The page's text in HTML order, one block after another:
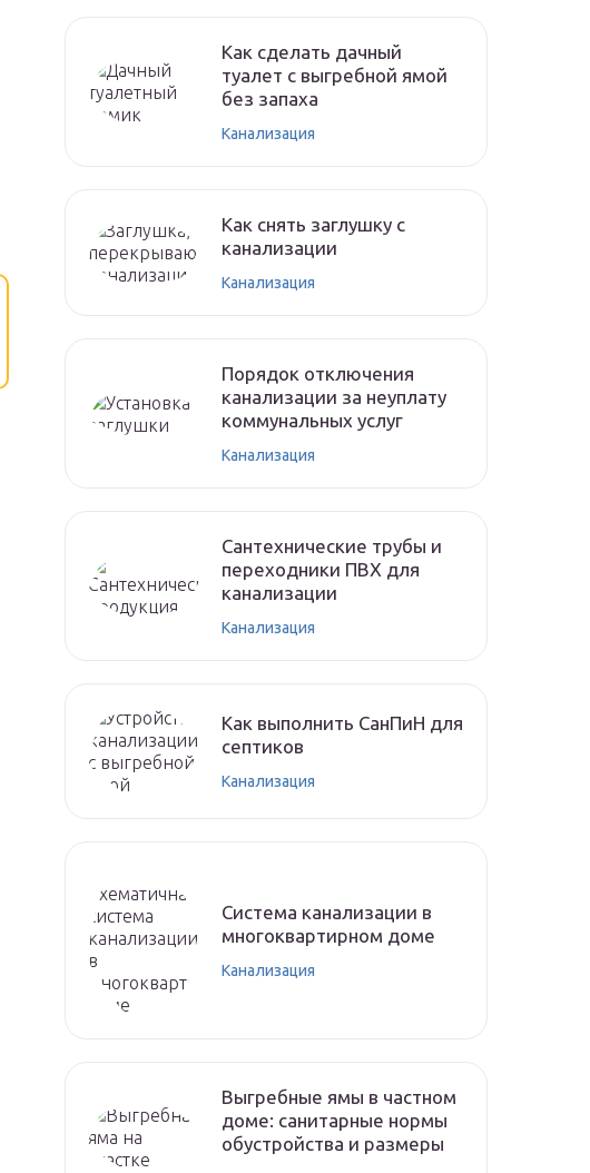
Как сделать дачный
туалет с выгребной ямой
без запаха
Канализация
Как снять заглушку с
канализации
Канализация
Порядок отключения
канализации за неуплату
коммунальных услуг
Канализация
Сантехнические трубы и
переходники ПВХ для
канализации
Канализация
Как выполнить СанПиН для
септиков
Канализация
Система канализации в
многоквартирном доме
Канализация
Выгребные ямы в частном
доме: санитарные нормы
обустройства и размеры